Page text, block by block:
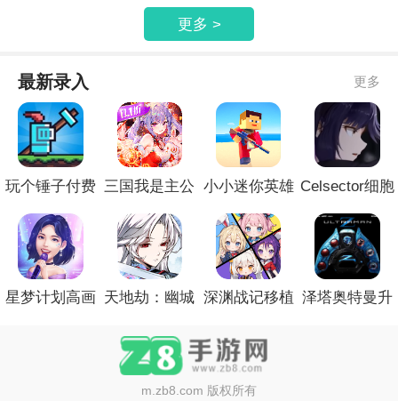
更多 >
最新录入 更多
玩个锤子付费 三国我是主公 小小迷你英雄 Celsector细胞
星梦计划高画 天地劫：幽城 深渊战记移植 泽塔奥特曼升
m.zb8.com 版权所有